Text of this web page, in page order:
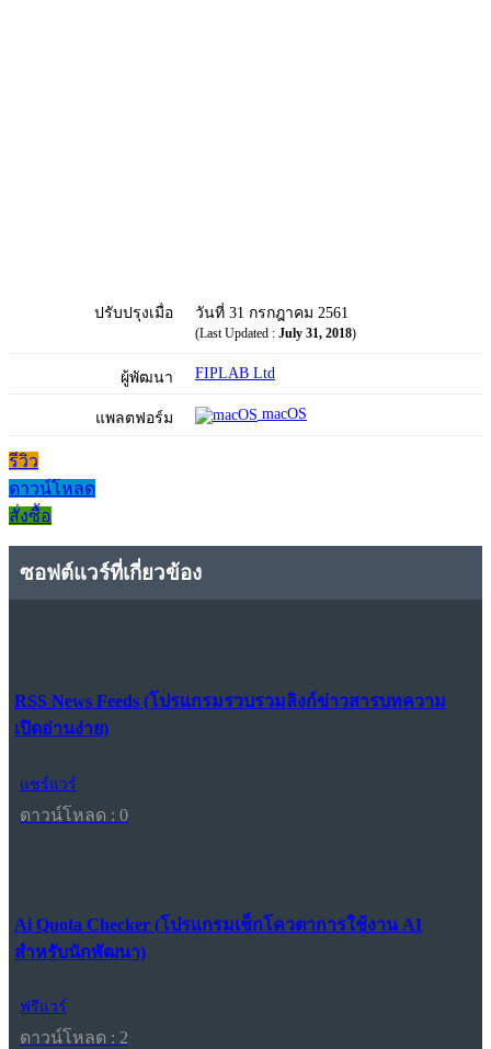
ปรับปรุงเมื่อ วันที่ 31 กรกฎาคม 2561
(Last Updated : July 31, 2018)
ผู้พัฒนา FIPLAB Ltd
แพลตฟอร์ม macOS
รีวิว
ดาวน์โหลด
สั่งซื้อ
ซอฟต์แวร์ที่เกี่ยวข้อง
RSS News Feeds (โปรแกรมรวบรวมลิงก์ข่าวสารบทความ
เปิดอ่านง่าย)
แชร์แวร์
ดาวน์โหลด : 0
Ai Quota Checker (โปรแกรมเช็กโควตาการใช้งาน AI
สำหรับนักพัฒนา)
ฟรีแวร์
ดาวน์โหลด : 2